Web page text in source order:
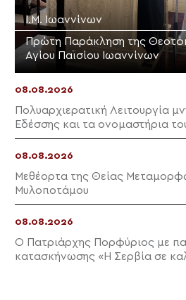
Ι.Μ. Ιωαννίνων
Πρώτη Παράκληση της
Αγίου Παϊσίου Ιωαννίνων
08.08.2026
Πολυαρχιερατική Λειτουργία
Εδέσσης και τα ονομαστήρια
08.08.2026
Μεθέορτα της Θείας
Μυλοποτάμου
08.08.2026
Ο Πατριάρχης Πορφύριος με
κατασκήνωσης «Η Σερβία σε